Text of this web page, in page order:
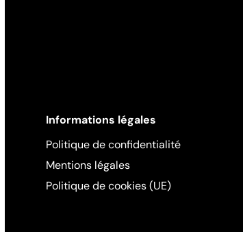
Informations légales
Politique de confidentialité
Mentions légales
Politique de cookies (UE)